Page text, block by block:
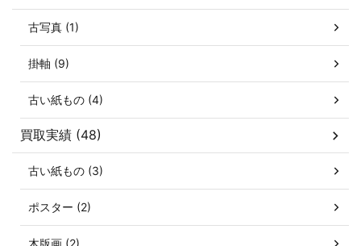
古写真 (1)
掛軸 (9)
古い紙もの (4)
買取実績 (48)
古い紙もの (3)
ポスター (2)
木版画 (2)